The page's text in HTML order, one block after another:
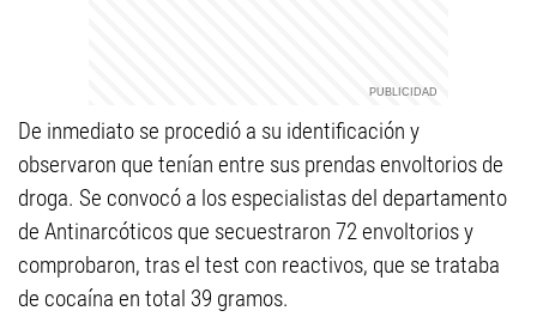
De inmediato se procedió a su identificación y
observaron que tenían entre sus prendas envoltorios de
droga. Se convocó a los especialistas del departamento
de Antinarcóticos que secuestraron 72 envoltorios y
comprobaron, tras el test con reactivos, que se trataba
de cocaína en total 39 gramos.